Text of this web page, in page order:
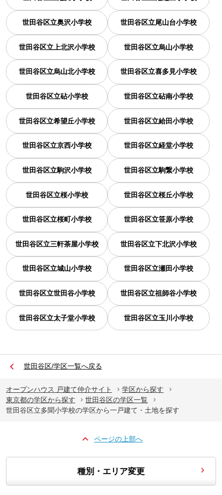
世田谷区立奥沢小学校 世田谷区立尾山台小学校
世田谷区立上北沢小学校 世田谷区立烏山小学校
世田谷区立烏山北小学校 世田谷区立喜多見小学校
世田谷区立砧小学校 世田谷区立砧南小学校
世田谷区立希望丘小学校 世田谷区立給田小学校
世田谷区立京西小学校 世田谷区立経堂小学校
世田谷区立駒沢小学校 世田谷区立駒繋小学校
世田谷区立桜小学校 世田谷区立桜丘小学校
世田谷区立桜町小学校 世田谷区立笹原小学校
世田谷区立三軒茶屋小学校 世田谷区立下北沢小学校
世田谷区立城山小学校 世田谷区立瀬田小学校
世田谷区立世田谷小学校 世田谷区立祖師谷小学校
世田谷区立太子堂小学校 世田谷区立玉川小学校
世田谷区/学区一覧へ戻る
オープンハウス 戸建て仲介サイト
学区から探す
東京都の学区から探す
世田谷区の学区一覧
世田谷区立多聞小学校の学区から一戸建て・土地を探す
ページの上部へ
種別・エリア変更